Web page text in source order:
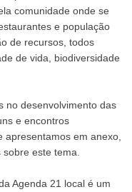
comunidade onde se
e população
de recursos, todos
de vida, biodiversidade
no desenvolvimento das
e encontros
apresentamos em anexo,
este tema.
Agenda 21 local é um